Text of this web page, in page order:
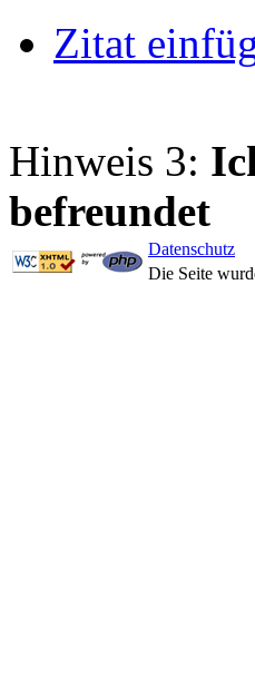
Zitat
Hinweis 3:
befreundet
Datenschutz
Die Seite